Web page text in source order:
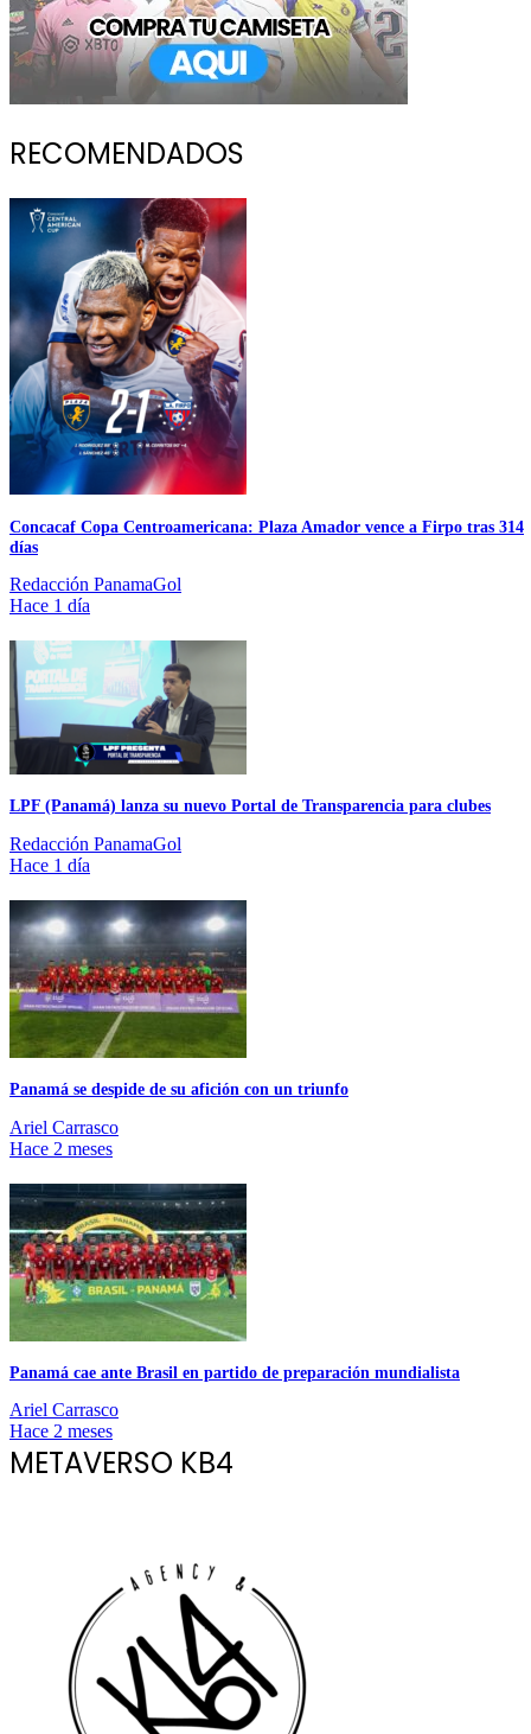
RECOMENDADOS
Concacaf Copa Centroamericana: Plaza Amador vence a Firpo tras 314
días
Redacción PanamaGol
Hace 1 día
LPF (Panamá) lanza su nuevo Portal de Transparencia para clubes
Redacción PanamaGol
Hace 1 día
Panamá se despide de su afición con un triunfo
Ariel Carrasco
Hace 2 meses
Panamá cae ante Brasil en partido de preparación mundialista
Ariel Carrasco
Hace 2 meses
METAVERSO KB4